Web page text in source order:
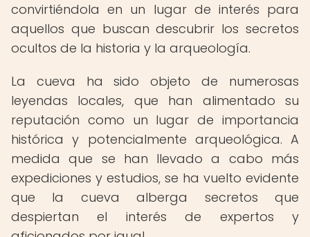
convirtiéndola en un lugar de interés para
aquellos que buscan descubrir los secretos
ocultos de la historia y la arqueología.
La cueva ha sido objeto de numerosas
leyendas locales, que han alimentado su
reputación como un lugar de importancia
histórica y potencialmente arqueológica. A
medida que se han llevado a cabo más
expediciones y estudios, se ha vuelto evidente
que la cueva alberga secretos que
despiertan el interés de expertos y